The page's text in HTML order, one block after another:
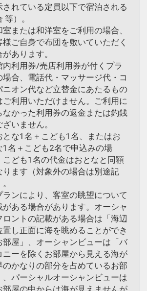
されている定員以下で宿泊される
等）。
室または和洋室をご利用の場合、
様ご自身で布団を敷いていただく
あります。
内利用券/売店利用券が付くプラ
場合、電話代・マッサージ代・コ
ニオン代など立替金にあたるもの
ご利用いただけません。ご利用に
なかった利用券の返金または釣銭
ざいません。
とな1名＋こども1名、またはお
1名＋こども2名で申込みの場
こども1名の代金はおとなと同額
ります（対象外の場合は別途記
ランにより、客室の眺望について
がある場合があります。オーシャ
ロントの記載がある場合は「海辺
置し正面に海を眺めることができ
部屋」、オーシャンビューは「バ
ニーを除くお部屋から見える海が
のかなりの部分を占めているお部
、パーシャルオーシャンビューは